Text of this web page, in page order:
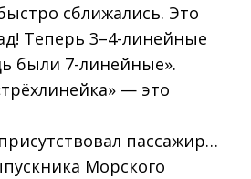
сближались. Это
Теперь 3–4-линейные
были 7-линейные».
— это
пассажир…
Морского